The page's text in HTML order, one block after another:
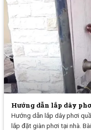
Hướng dẫn lắp dây
Hướng dẫn lắp dây phơi
lắp đặt giàn phơi tại nhà.